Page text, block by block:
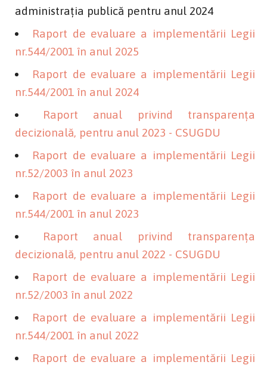
administrația publică pentru anul 2024
Raport de evaluare a implementării Legii
nr.544/2001 în anul 2025
Raport de evaluare a implementării Legii
nr.544/2001 în anul 2024
Raport anual privind transparența
decizională, pentru anul 2023 - CSUGDU
Raport de evaluare a implementării Legii
nr.52/2003 în anul 2023
Raport de evaluare a implementării Legii
nr.544/2001 în anul 2023
Raport anual privind transparența
decizională, pentru anul 2022 - CSUGDU
Raport de evaluare a implementării Legii
nr.52/2003 în anul 2022
Raport de evaluare a implementării Legii
nr.544/2001 în anul 2022
Raport de evaluare a implementării Legii